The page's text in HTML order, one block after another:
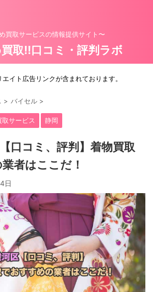
買取サービスの情報提供サイト〜
取!!口コミ・評判ラボ
イト広告リンクが含まれております。
> バイセル >
取サービス 静岡
口コミ、評判】着物買取
者はここだ！
日